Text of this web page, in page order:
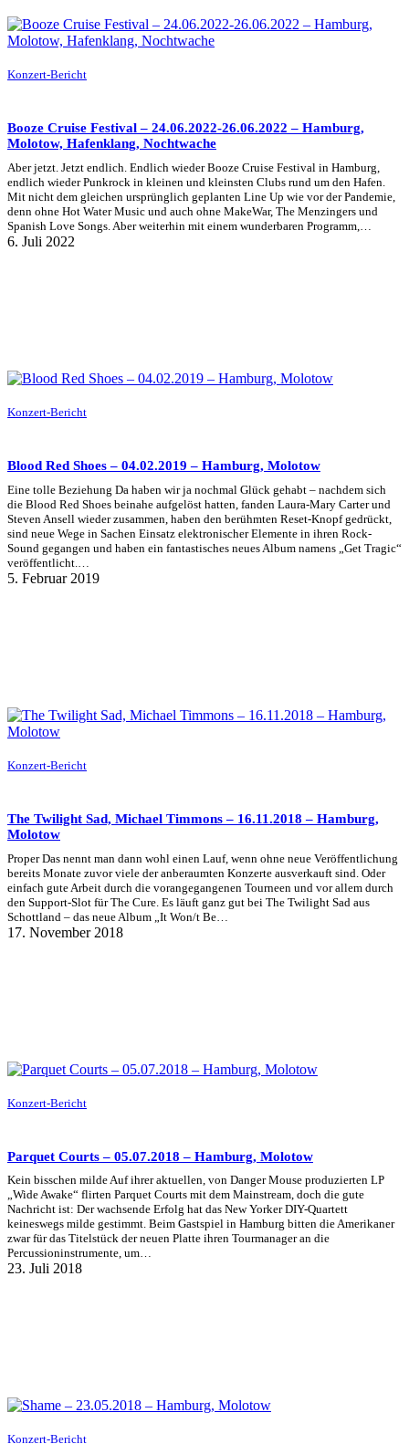
Konzert-Bericht
Booze Cruise Festival – 24.06.2022-26.06.2022 – Hamburg,
Molotow, Hafenklang, Nochtwache
Aber jetzt. Jetzt endlich. Endlich wieder Booze Cruise Festival in Hamburg,
endlich wieder Punkrock in kleinen und kleinsten Clubs rund um den Hafen.
Mit nicht dem gleichen ursprünglich geplanten Line Up wie vor der Pandemie,
denn ohne Hot Water Music und auch ohne MakeWar, The Menzingers und
Spanish Love Songs. Aber weiterhin mit einem wunderbaren Programm,…
6. Juli 2022
Konzert-Bericht
Blood Red Shoes – 04.02.2019 – Hamburg, Molotow
Eine tolle Beziehung Da haben wir ja nochmal Glück gehabt – nachdem sich
die Blood Red Shoes beinahe aufgelöst hatten, fanden Laura-Mary Carter und
Steven Ansell wieder zusammen, haben den berühmten Reset-Knopf gedrückt,
sind neue Wege in Sachen Einsatz elektronischer Elemente in ihren Rock-
Sound gegangen und haben ein fantastisches neues Album namens „Get Tragic“
veröffentlicht.…
5. Februar 2019
Konzert-Bericht
The Twilight Sad, Michael Timmons – 16.11.2018 – Hamburg,
Molotow
Proper Das nennt man dann wohl einen Lauf, wenn ohne neue Veröffentlichung
bereits Monate zuvor viele der anberaumten Konzerte ausverkauft sind. Oder
einfach gute Arbeit durch die vorangegangenen Tourneen und vor allem durch
den Support-Slot für The Cure. Es läuft ganz gut bei The Twilight Sad aus
Schottland – das neue Album „It Won/t Be…
17. November 2018
Konzert-Bericht
Parquet Courts – 05.07.2018 – Hamburg, Molotow
Kein bisschen milde Auf ihrer aktuellen, von Danger Mouse produzierten LP
„Wide Awake“ flirten Parquet Courts mit dem Mainstream, doch die gute
Nachricht ist: Der wachsende Erfolg hat das New Yorker DIY-Quartett
keineswegs milde gestimmt. Beim Gastspiel in Hamburg bitten die Amerikaner
zwar für das Titelstück der neuen Platte ihren Tourmanager an die
Percussioninstrumente, um…
23. Juli 2018
Konzert-Bericht